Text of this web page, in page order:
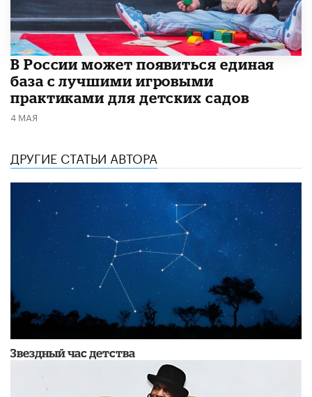
В России может появиться единая
база с лучшими игровыми
практиками для детских садов
4 МАЯ
ДРУГИЕ СТАТЬИ АВТОРА
Звездный час детства